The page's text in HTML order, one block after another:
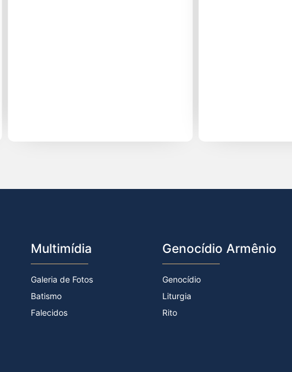
Multimídia
Galeria de Fotos
Batismo
Falecidos
Genocídio Armênio
Genocídio
Liturgia
Rito